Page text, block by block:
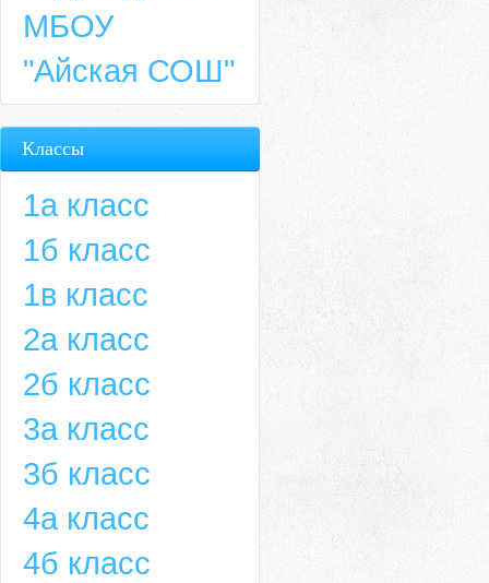
МБОУ
"Айская СОШ"
Классы
1а класс
1б класс
1в класс
2а класс
2б класс
3а класс
3б класс
4а класс
4б класс